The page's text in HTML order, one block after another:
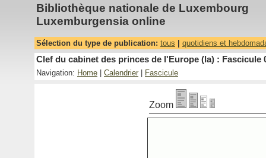
Bibliothèque nationale de Luxembourg
Luxemburgensia online
Sélection du type de publication: tous quotidiens et
Clef du cabinet des princes de l'Europe (la) : Fascicule
Navigation: Home Calendrier Fascicule
Zoom